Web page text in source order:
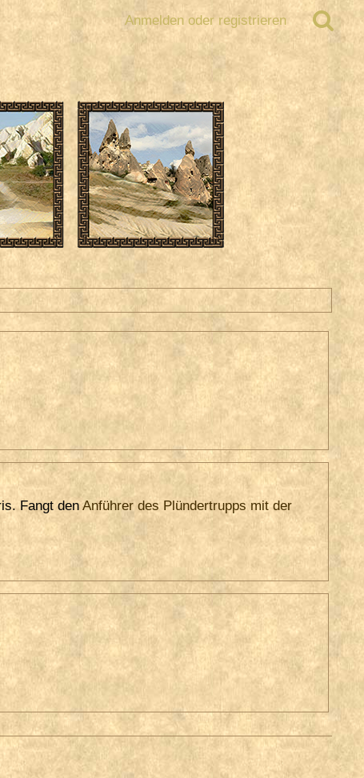
Anmelden oder registrieren
Fangt den Anführer des Plündertrupps mit der